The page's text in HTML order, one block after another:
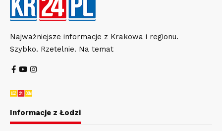
Najważniejsze informacje z Krakowa i regionu.
Szybko. Rzetelnie. Na temat
Informacje z Łodzi